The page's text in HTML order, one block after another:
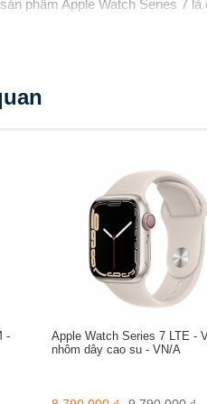
phẩm Apple Watch Series 7
chống xước hiệu quả cho sản
thì phần khung này cũng gây
Điều này sẽ giúp cho sản phẩm
sản phẩm Apple Watch
cao su mềm mại, độ linh hoạt
luôn cảm thấy luôn thoải mái dù
-
Apple Watch Series 7 LTE -
nhôm dây cao su - VN/A